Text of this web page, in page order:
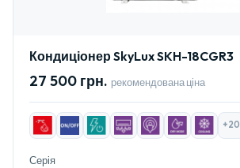
Кондиціонер SkyLux SKH-18CGR3
27 500 грн. рекомендована ціна
+20
Серія